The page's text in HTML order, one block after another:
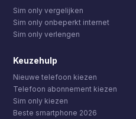
Sim only vergelijken
Sim only onbeperkt internet
Sim only verlengen
Keuzehulp
Nieuwe telefoon kiezen
Telefoon abonnement kiezen
Sim only kiezen
Beste smartphone 2026